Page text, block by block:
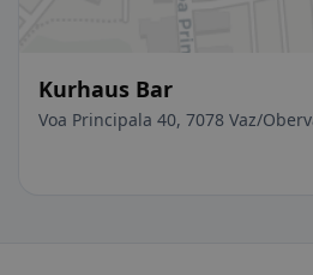
Kurhaus Bar
Voa Principala 40, 7078 Vaz/